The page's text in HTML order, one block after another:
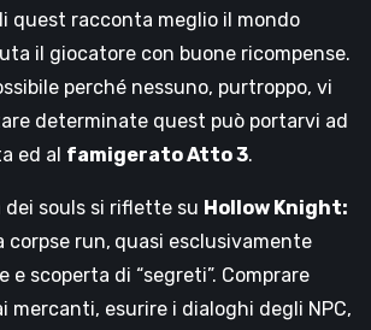
quest racconta meglio il mondo
il giocatore con buone ricompense.
perché nessuno, purtroppo, vi
determinate quest può portarvi ad
ed al famigerato Atto 3.
dei souls si riflette su Hollow Knight:
corpse run, quasi esclusivamente
e scoperta di “segreti”. Comprare
mercanti, esurire i dialoghi degli NPC,